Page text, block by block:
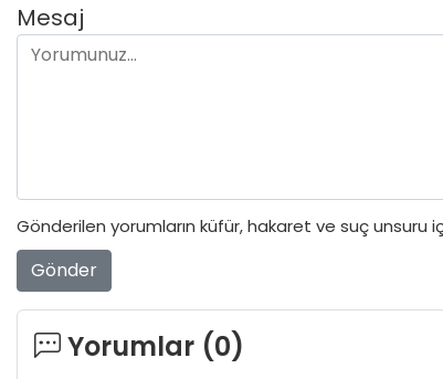
Mesaj
Gönderilen yorumların küfür, hakaret ve suç unsuru
Gönder
Yorumlar (0)